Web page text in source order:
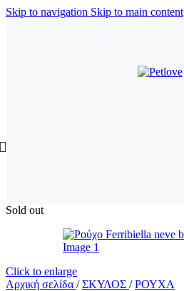
Skip to navigation Skip to main content
Sold out
Click to enlarge
Αρχική σελίδα / ΣΚΥΛΟΣ / ΡΟΥΧΑ